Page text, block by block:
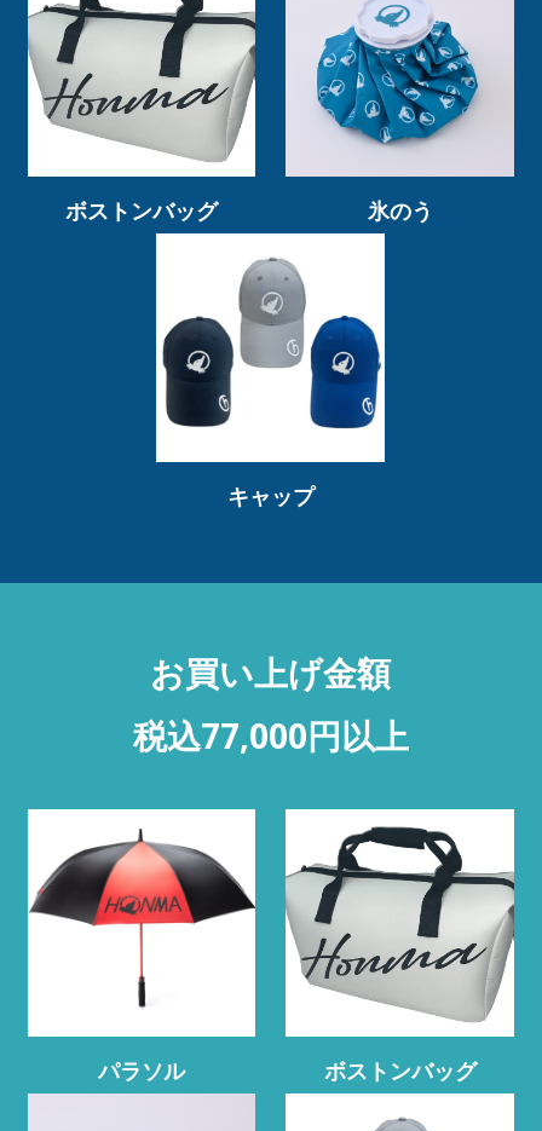
ボストンバッグ 氷のう
キャップ
お買い上げ金額
税込77,000円以上
パラソル ボストンバッグ